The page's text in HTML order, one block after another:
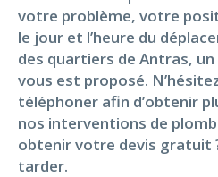
votre problème, votre
le jour et l’heure du
des quartiers de Antras,
vous est proposé.
téléphoner afin d’obtenir
nos interventions de
obtenir votre devis gratuit
tarder.